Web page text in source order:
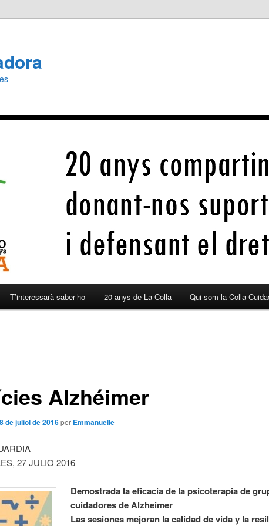
T’interessarà saber-ho 20 anys de La Colla Qui som la Colla
Alzhéimer
de juliol de 2016per Emmanuelle
27 JULIO 2016
Demostrada la eficacia de la psicoterapia de
cuidadores de Alzheimer
Las sesiones mejoran la calidad de vida y la